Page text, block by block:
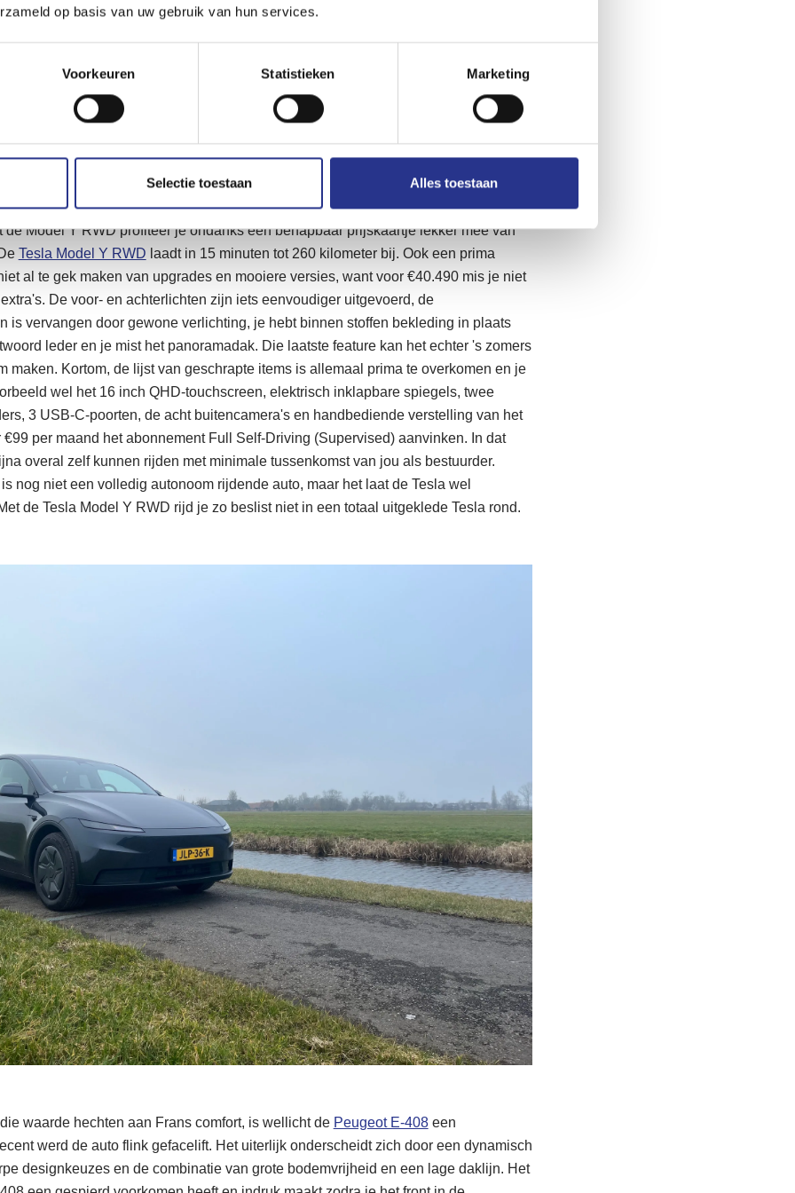
op basis van uw gebruik van hun services.
Voorkeuren Statistieken Marketing
Selectie toestaan Alles toestaan
Zonder bewust extreem zuinig te rijden en gewoon met het dagelijkse verkeer
grote auto, is dat een heel mooi resultaat. Groot is de Model Y zeker, de
bijvoorbeeld 2118 liter en er kunnen vijf personen comfortabel mee op reis.
uitrusting
door heel Europa, de software berekent op nauwkeurige wijze je laadstops en
weg. We kunnen het niet vaak genoeg herhalen, maar dit werkt bij Tesla echt
van laadvoorzieningen en software experience is bij Tesla echt nog altijd
de Model Y RWD profiteer je ondanks een behapbaar prijskaartje lekker mee van
Tesla Model Y RWD laadt in 15 minuten tot 260 kilometer bij. Ook een prima
al te gek maken van upgrades en mooiere versies, want voor €40.490 mis je niet
De voor- en achterlichten zijn iets eenvoudiger uitgevoerd, de
is vervangen door gewone verlichting, je hebt binnen stoffen bekleding in plaats
leder en je mist het panoramadak. Die laatste feature kan het echter 's zomers
maken. Kortom, de lijst van geschrapte items is allemaal prima te overkomen en je
wel het 16 inch QHD-touchscreen, elektrisch inklapbare spiegels, twee
3 USB-C-poorten, de acht buitencamera's en handbediende verstelling van het
€99 per maand het abonnement Full Self-Driving (Supervised) aanvinken. In dat
overal zelf kunnen rijden met minimale tussenkomst van jou als bestuurder.
nog niet een volledig autonoom rijdende auto, maar het laat de Tesla wel
de Tesla Model Y RWD rijd je zo beslist niet in een totaal uitgeklede Tesla rond.
waarde hechten aan Frans comfort, is wellicht de Peugeot E-408een
werd de auto flink gefacelift. Het uiterlijk onderscheidt zich door een dynamisch
designkeuzes en de combinatie van grote bodemvrijheid en een lage daklijn. Het